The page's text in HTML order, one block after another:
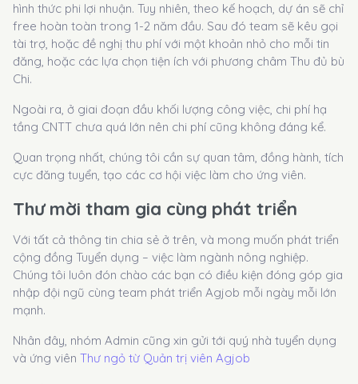
hình thức phi lợi nhuận. Tuy nhiên, theo kế hoạch, dự án sẽ chỉ
free hoàn toàn trong 1-2 năm đầu. Sau đó team sẽ kêu gọi
tài trợ, hoặc đề nghị thu phí với một khoản nhỏ cho mỗi tin
đăng, hoặc các lựa chọn tiện ích với phương châm Thu đủ bù
Chi.
Ngoài ra, ở giai đoạn đầu khối lượng công việc, chi phí hạ
tầng CNTT chưa quá lớn nên chi phí cũng không đáng kể.
Quan trọng nhất, chúng tôi cần sự quan tâm, đồng hành, tích
cực đăng tuyển, tạo các cơ hội việc làm cho ứng viên.
Thư mời tham gia cùng phát triển
Với tất cả thông tin chia sẻ ở trên, và mong muốn phát triển
cộng đồng Tuyển dụng – việc làm ngành nông nghiệp.
Chúng tôi luôn đón chào các bạn có điều kiện đóng góp gia
nhập đội ngũ cùng team phát triển Agjob mỗi ngày mỗi lớn
mạnh.
Nhân đây, nhóm Admin cũng xin gửi tới quý nhà tuyển dụng
và ứng viên Thư ngỏ từ Quản trị viên Agjob